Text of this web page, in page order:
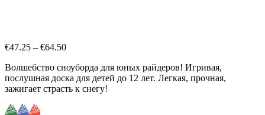
€47.25 – €64.50
Волшебство сноуборда для юных райдеров! Игривая,
послушная доска для детей до 12 лет. Легкая, прочная,
зажигает страсть к снегу!